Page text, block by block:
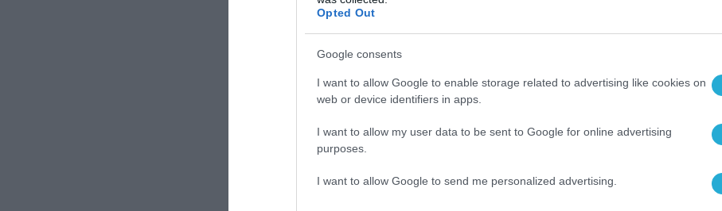
Opted Out
Google consents
I want to allow Google to enable storage related to advertising like cookies on
web or device identifiers in apps.
I want to allow my user data to be sent to Google for online advertising
purposes.
I want to allow Google to send me personalized advertising.
πρόσφατη επιτυχία του συστήματος Arrow 3 κατά των
ΣΧΟΛΙΑΣΤΕ ΤΟ ΑΡΘΡΟ